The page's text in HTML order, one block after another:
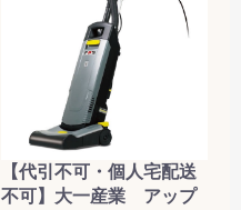
【代引不可・個人宅配送
不可】大一産業 アップ